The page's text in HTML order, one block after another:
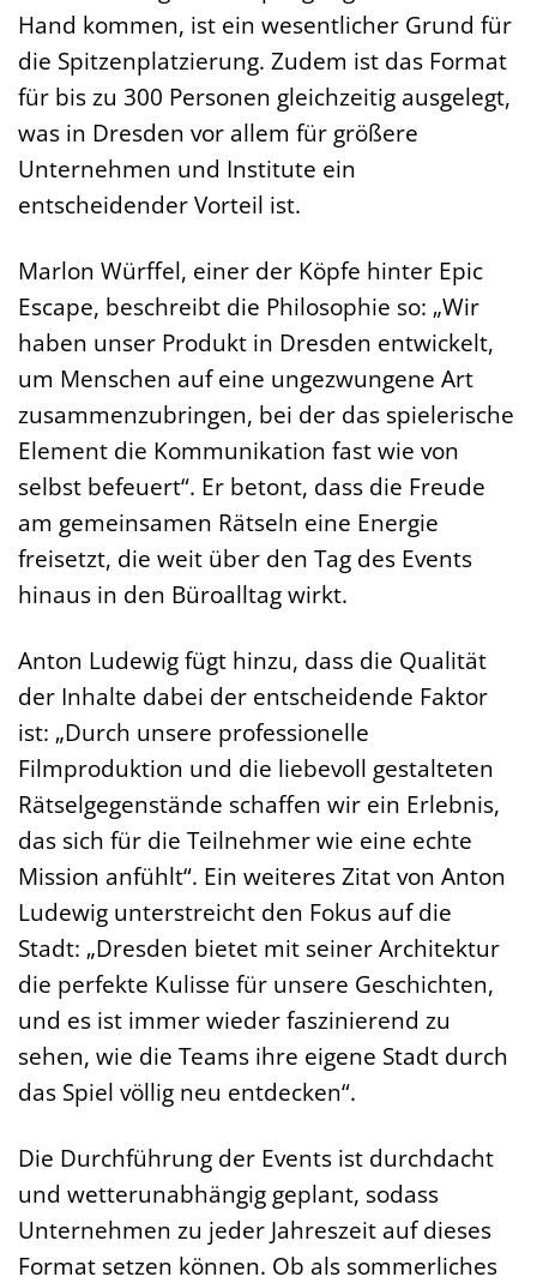
Hand kommen, ist ein wesentlicher Grund für
die Spitzenplatzierung. Zudem ist das Format
für bis zu 300 Personen gleichzeitig ausgelegt,
was in Dresden vor allem für größere
Unternehmen und Institute ein
entscheidender Vorteil ist.
Marlon Würffel, einer der Köpfe hinter Epic
Escape, beschreibt die Philosophie so: „Wir
haben unser Produkt in Dresden entwickelt,
um Menschen auf eine ungezwungene Art
zusammenzubringen, bei der das spielerische
Element die Kommunikation fast wie von
selbst befeuert“. Er betont, dass die Freude
am gemeinsamen Rätseln eine Energie
freisetzt, die weit über den Tag des Events
hinaus in den Büroalltag wirkt.
Anton Ludewig fügt hinzu, dass die Qualität
der Inhalte dabei der entscheidende Faktor
ist: „Durch unsere professionelle
Filmproduktion und die liebevoll gestalteten
Rätselgegenstände schaffen wir ein Erlebnis,
das sich für die Teilnehmer wie eine echte
Mission anfühlt“. Ein weiteres Zitat von Anton
Ludewig unterstreicht den Fokus auf die
Stadt: „Dresden bietet mit seiner Architektur
die perfekte Kulisse für unsere Geschichten,
und es ist immer wieder faszinierend zu
sehen, wie die Teams ihre eigene Stadt durch
das Spiel völlig neu entdecken“.
Die Durchführung der Events ist durchdacht
und wetterunabhängig geplant, sodass
Unternehmen zu jeder Jahreszeit auf dieses
Format setzen können. Ob als sommerliches